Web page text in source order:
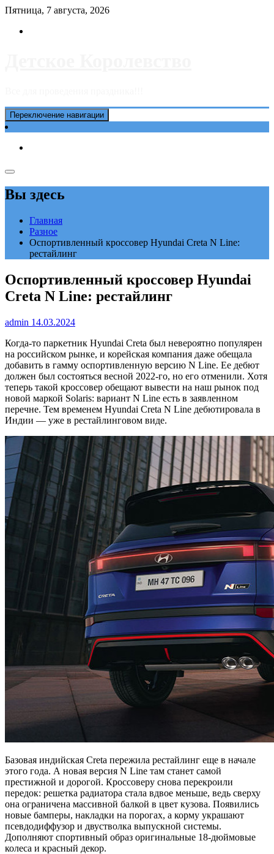
Перейти
содержимому
Пятница, 7 августа, 2026
Переключение навигации
Вы здесь
Главная
Разное
Оспортивленный кроссовер Hyundai Creta N Line:
рестайлинг
Оспортивленный кроссовер Hyundai
Creta N Line: рестайлинг
admin 14.03.2024
Когда-то паркетник Hyundai Creta был невероятно популярен
на российском рынке, и корейская компания даже обещала
добавить в гамму оспортивленную версию N Line. Ее дебют
должен был состояться весной 2022-го, но его отменили. Хотя
теперь такой кроссовер обещают вывести на наш рынок под
новой маркой Solaris: вариант N Line есть в заявленном
перечне. Тем временем Hyundai Creta N Line дебютировала в
Индии — уже в рестайлинговом виде.
Базовая индийская Creta пережила рестайлинг еще в начале
этого года. А новая версия N Line там станет самой
престижной и дорогой. Кроссоверу снова перекроили
передок: решетка радиатора стала вдвое меньше, ведь сверху
она ограничена массивной балкой в цвет кузова. Появились
новые бамперы, накладки на порогах, а корму украшают
псевдодиффузор и двустволка выпускной системы.
Дополняют спортивный образ оригинальные 18-дюймовые
колеса и красный декор.